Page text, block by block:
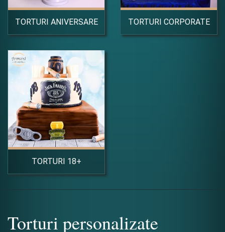
TORTURI ANIVERSARE TORTURI CORPORATE
TORTURI 18+
Torturi personalizate